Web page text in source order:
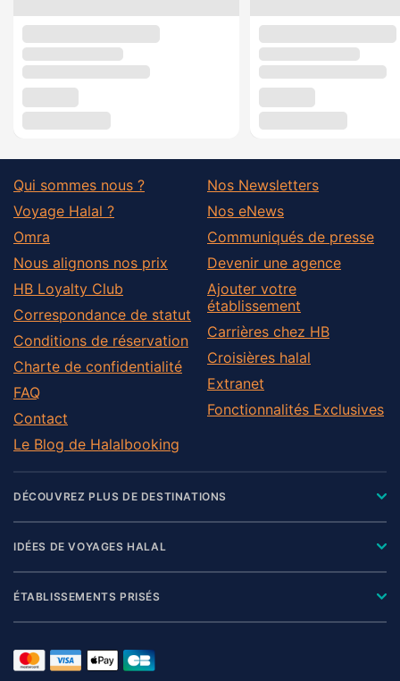
Qui sommes nous ?
Voyage Halal ?
Omra
Nous alignons nos prix
HB Loyalty Club
Correspondance de statut
Conditions de réservation
Charte de confidentialité
FAQ
Contact
Le Blog de Halalbooking
Nos Newsletters
Nos eNews
Communiqués de presse
Devenir une agence
Ajouter votre
établissement
Carrières chez HB
Croisières halal
Extranet
Fonctionnalités Exclusives
DÉCOUVREZ PLUS DE DESTINATIONS
IDÉES DE VOYAGES HALAL
ÉTABLISSEMENTS PRISÉS